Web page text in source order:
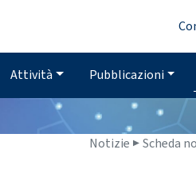
Attività Pubblicazioni
Notizie ▶Scheda